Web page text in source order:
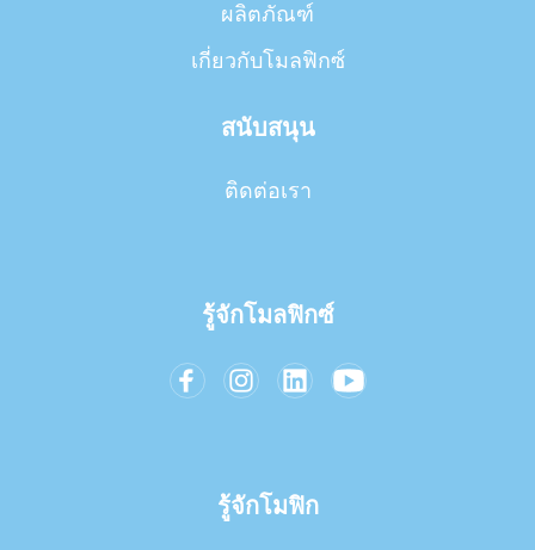
ผลิตภัณฑ์
เกี่ยวกับโมลฟิกซ์
สนับสนุน
ติดต่อเรา
รู้จักโมลฟิกซ์
รู้จักโมฟิก